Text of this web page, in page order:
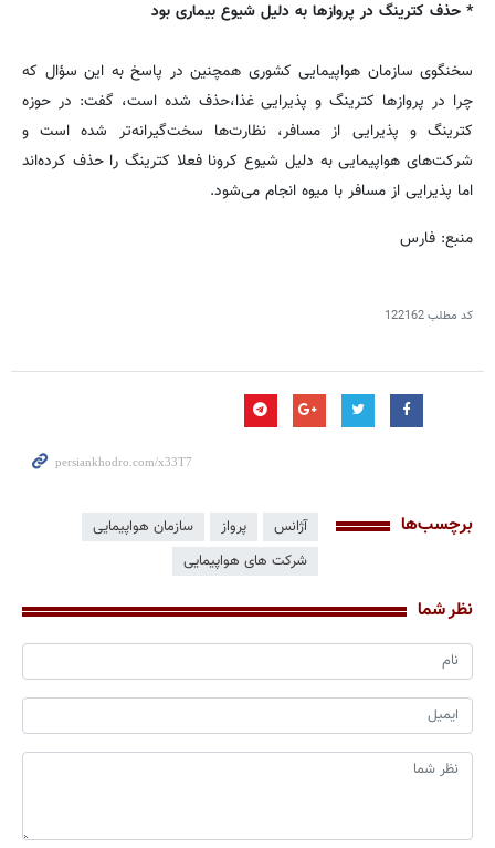
* حذف کترینگ در پروازها به دلیل شیوع بیماری بود
سخنگوی سازمان هواپیمایی کشوری همچنین در پاسخ به این سؤال که
چرا در پروازها کترینگ و پذیرایی غذا،حذف شده است، گفت: در حوزه
کترینگ و پذیرایی از مسافر، نظارت‌ها سخت‌گیرانه‌تر شده است و
شرکت‌های هواپیمایی به دلیل شیوع کرونا فعلا کترینگ را حذف کرده‌اند
اما پذیرایی از مسافر با میوه انجام می‌شود.
منبع: فارس
کد مطلب122162
برچسب‌ها آژانس پرواز
سازمان هواپیمایی
شرکت های هواپیمایی
نظر شما